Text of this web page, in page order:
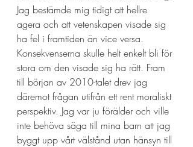
Jag bestämde mig tidigt att hellre
agera och att vetenskapen visade sig
ha fel i framtiden än vice versa.
Konsekvenserna skulle helt enkelt bli för
stora om den visade sig ha rätt. Fram
till början av 2010-talet drev jag
däremot frågan utifrån ett rent moraliskt
perspektiv. Jag var ju förälder och ville
inte behöva säga till mina barn att jag
byggt upp vårt välstånd utan hänsyn till